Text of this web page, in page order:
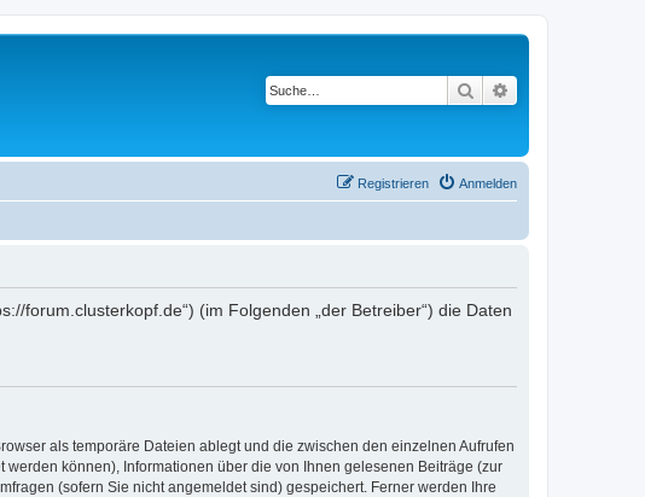
Suche
Anmelden
Registrieren
forum.clusterkopf.de“) (im Folgenden „der Betreiber“) die Daten
als temporäre Dateien ablegt und die zwischen den einzelnen Aufrufen
können), Informationen über die von Ihnen gelesenen Beiträge (zur
(sofern Sie nicht angemeldet sind) gespeichert. Ferner werden Ihre